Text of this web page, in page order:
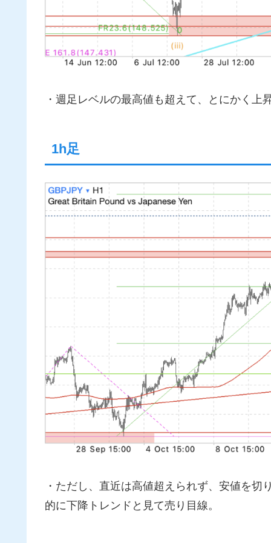
・週足レベルの最高値も超えて、とにかく
1h足
・ただし、直近は高値超えられず、安値を
的に下降トレンドと見て売り目線。